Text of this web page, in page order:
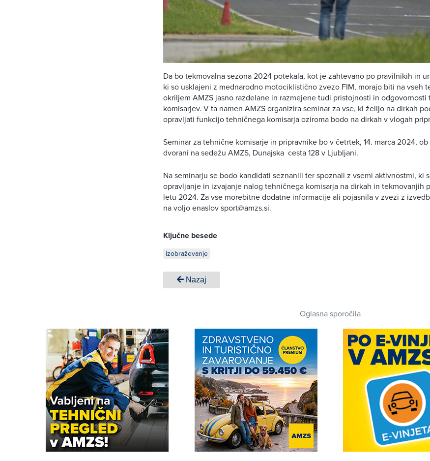
Da bo tekmovalna sezona 2024 potekala, kot je zahtevano po pravilnikih in
ki so usklajeni z mednarodno motociklistično zvezo FIM, morajo biti na vseh
okriljem AMZS jasno razdelane in razmejene tudi pristojnosti in odgovornosti
komisarjev. V ta namen AMZS organizira seminar za vse, ki želijo na dirkah
opravljati funkcijo tehničnega komisarja oziroma bodo na dirkah v vlogah
Seminar za tehnične komisarje in pripravnike bo v četrtek, 14. marca 2024, ob
dvorani na sedežu AMZS, Dunajska cesta 128 v Ljubljani.
Na seminarju se bodo kandidati seznanili ter spoznali z vsemi aktivnostmi, ki
opravljanje in izvajanje nalog tehničnega komisarja na dirkah in tekmovanjih
letu 2024. Za vse morebitne dodatne informacije ali pojasnila v zvezi z
na voljo enaslov sport@amzs.si.
Ključne besede
izobraževanje
Nazaj
Oglasna sporočila